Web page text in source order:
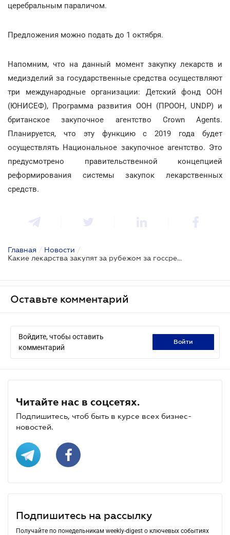
церебральным параличом.
Предложения можно подать до 1 октября.
Напомним, что на данный момент закупку лекарств и
медизделий за государственные средства осуществляют
три международные организации: Детский фонд ООН
(ЮНИСЕФ), Программа развития ООН (ПРООН, UNDP) и
британское закупочное агентство Crown Agents.
Планируется, что эту функцию с 2019 года будет
осуществлять Национальное закупочное агентство. Это
предусмотрено правительственной концепцией
реформирования системы закупок лекарственных
средств.
Главная / Новости /
Какие лекарства закупят за рубежом за госсредства?
Оставьте комментарий
Войдите, чтобы оставить
комментарий
войти
Читайте нас в соцсетях.
Подпишитесь, чтоб быть в курсе всех бизнес-
новостей.
Подпишитесь на рассылку
Получайте по понедельникам weekly-digest о ключевых событиях